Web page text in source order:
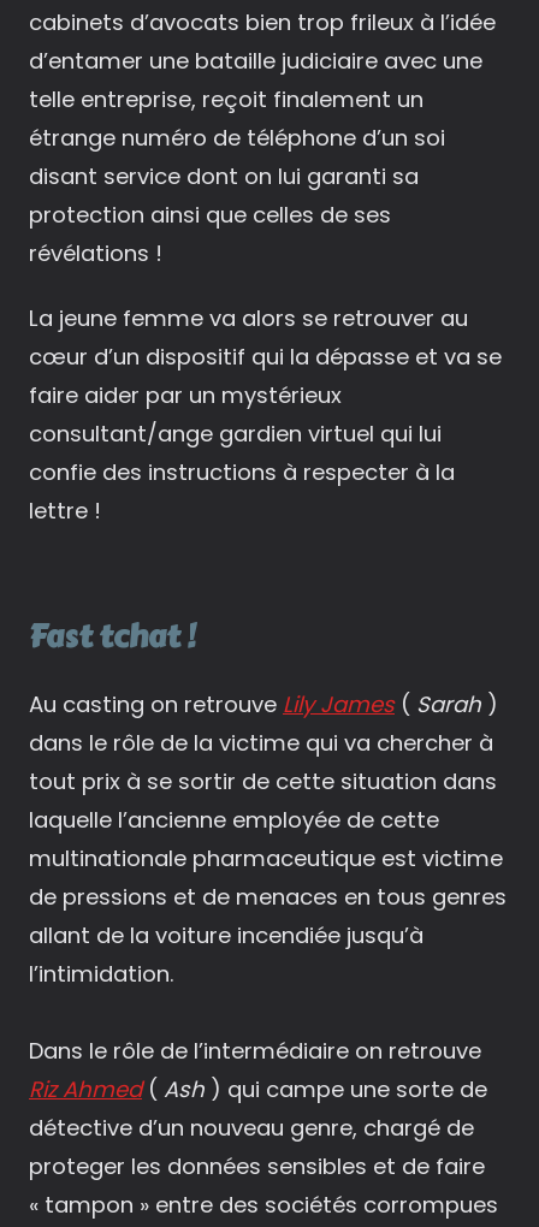
cabinets d’avocats bien trop frileux à l’idée
d’entamer une bataille judiciaire avec une
telle entreprise, reçoit finalement un
étrange numéro de téléphone d’un soi
disant service dont on lui garanti sa
protection ainsi que celles de ses
révélations !
La jeune femme va alors se retrouver au
cœur d’un dispositif qui la dépasse et va se
faire aider par un mystérieux
consultant/ange gardien virtuel qui lui
confie des instructions à respecter à la
lettre !
Fast tchat !
Au casting on retrouve Lily James( Sarah )
dans le rôle de la victime qui va chercher à
tout prix à se sortir de cette situation dans
laquelle l’ancienne employée de cette
multinationale pharmaceutique est victime
de pressions et de menaces en tous genres
allant de la voiture incendiée jusqu’à
l’intimidation.
Dans le rôle de l’intermédiaire on retrouve
Riz Ahmed( Ash ) qui campe une sorte de
détective d’un nouveau genre, chargé de
proteger les données sensibles et de faire
« tampon » entre des sociétés corrompues